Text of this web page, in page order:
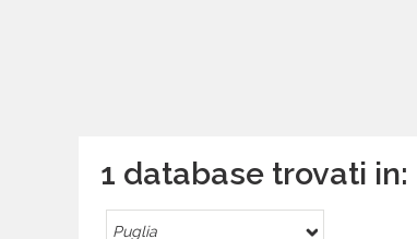
1 database trovati in:
Puglia